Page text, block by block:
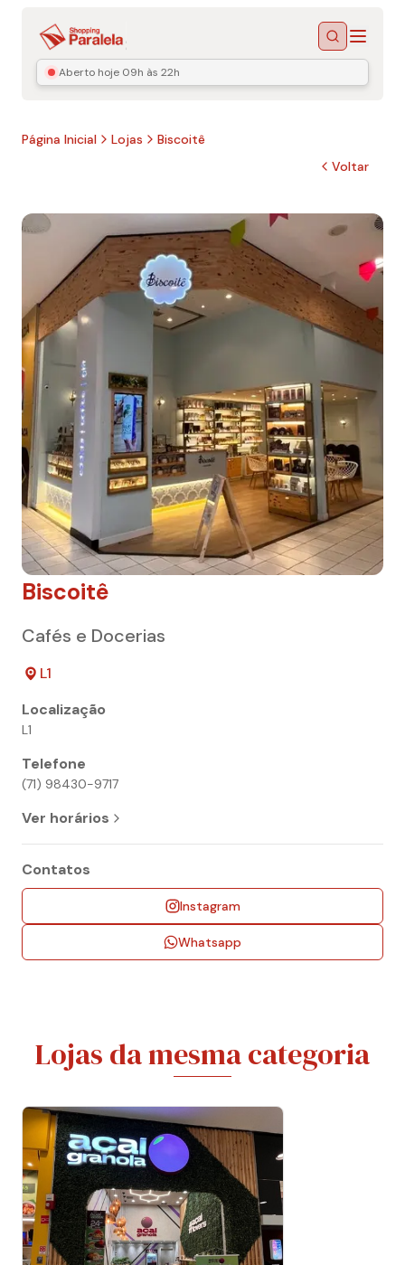
BuscarMenu
Aberto hoje 09h às 22h
Página Inicial Lojas
Biscoitê
Voltar
Biscoitê
Cafés e Docerias
L1
Localização
L1
Telefone
(71) 98430-9717
Ver horários
Contatos
Instagram
Whatsapp
Lojas da mesma categoria